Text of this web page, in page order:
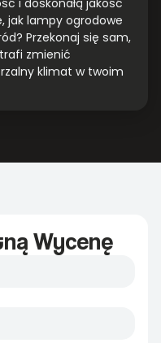
i doskonałą jakość
jak lampy ogrodowe
Przekonaj się sam,
zmienić
klimat w twoim
Wycenę